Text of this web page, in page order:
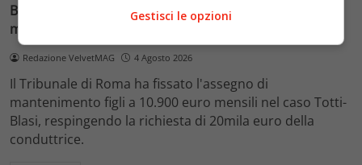
Blasi vs Totti: il giudice riduce l’assegno di
mantenimento a 10.900 euro
Redazione VelvetMAG 4 Agosto 2026
Il Tribunale di Roma ha fissato l'assegno di
mantenimento figli a 10.900 euro mensili nel caso Totti-
Blasi, respingendo la richiesta di 20mila euro della
conduttrice.
Gestisci le opzioni